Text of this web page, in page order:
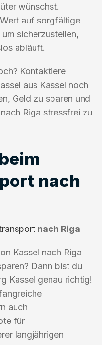
wünschst.
auf sorgfältige
sicherzustellen,
abläuft.
Kontaktiere
aus Kassel noch
Geld zu sparen und
Riga stressfrei zu
nach
nach Riga
Kassel nach Riga
Dann bist du
Kassel genau richtig!
auch
für
langjährigen